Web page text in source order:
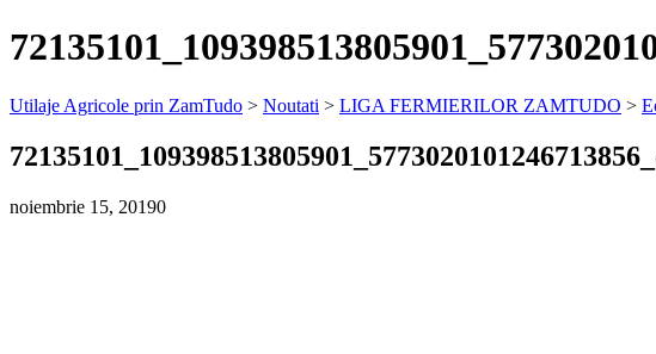
Utilaje Agricole prin ZamTudo > Noutati > LIGA FERMIERILOR ZAMTUDO >
noiembrie 15, 20190